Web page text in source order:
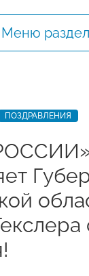
Меню
ПОЗДРАВЛЕНИЯ